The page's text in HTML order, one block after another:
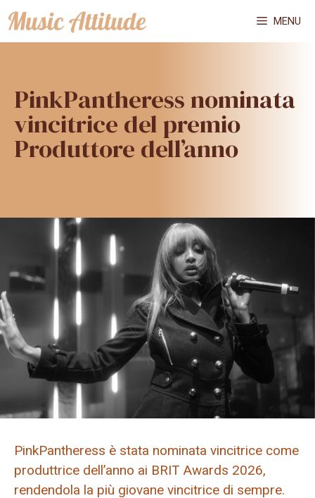
Vai
al
MENU
PinkPantheress nominata
vincitrice del premio
Produttore dell’anno
PinkPantheress è stata nominata vincitrice come
produttrice dell’anno ai BRIT Awards 2026,
rendendola la più giovane vincitrice di sempre.